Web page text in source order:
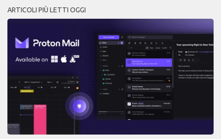
ARTICOLI PIÙ LETTI OGGI